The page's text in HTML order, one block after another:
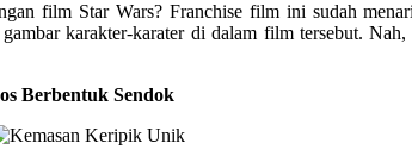
film Star Wars? Franchise film ini sudah
karakter-karater di dalam film tersebut.
Berbentuk Sendok